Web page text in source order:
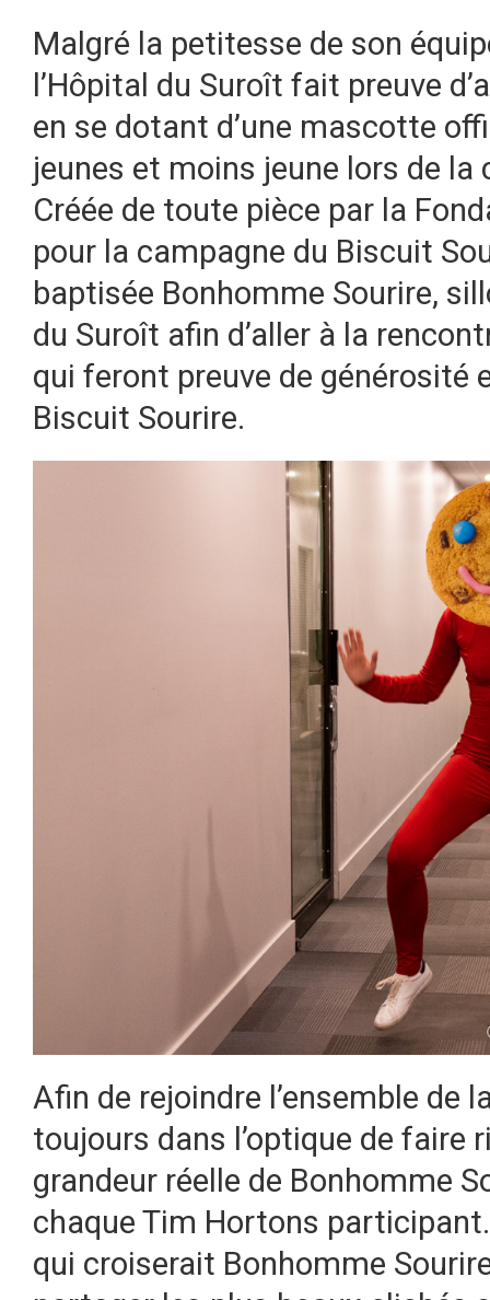
Malgré la petitesse de son
l’Hôpital du Suroît fait preuve
en se dotant d’une mascotte
jeunes et moins jeune lors de
Créée de toute pièce par la
pour la campagne du Biscuit
baptisée Bonhomme Sourire,
du Suroît afin d’aller à la
qui feront preuve de générosité
Biscuit Sourire.
Afin de rejoindre l’ensemble de
toujours dans l’optique de faire
grandeur réelle de Bonhomme
chaque Tim Hortons
qui croiserait Bonhomme